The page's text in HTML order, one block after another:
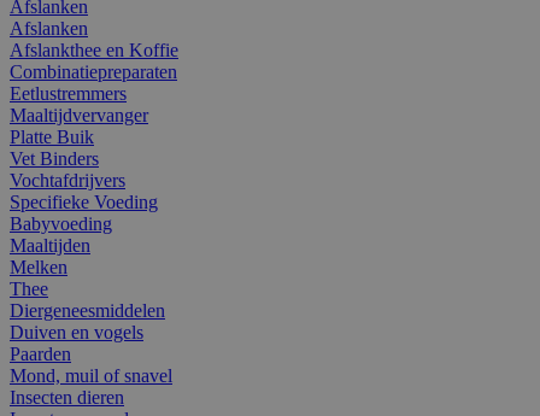
Afslanken
Afslanken
Afslankthee en Koffie
Combinatiepreparaten
Eetlustremmers
Maaltijdvervanger
Platte Buik
Vet Binders
Vochtafdrijvers
Specifieke Voeding
Babyvoeding
Maaltijden
Melken
Thee
Diergeneesmiddelen
Duiven en vogels
Paarden
Mond, muil of snavel
Insecten dieren